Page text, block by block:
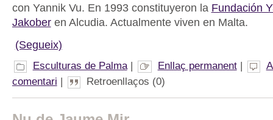
con Yannik Vu. En 1993 constituyeron la Fundación
Jakoberen Alcudia. Actualmente viven en Malta.
(Segueix)
Esculturas de Palma| Enllaç permanent|
comentari
Retroenllaços (0)